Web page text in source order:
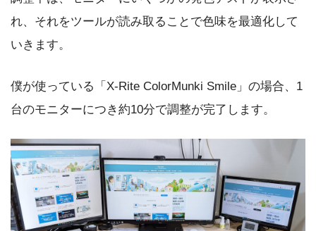
れ、それをツールが読み取ることで色味を最適化して
いきます。
僕が使っている「X-Rite ColorMunki Smile」の場合、1
台のモニターにつき約10分で調整が完了します。